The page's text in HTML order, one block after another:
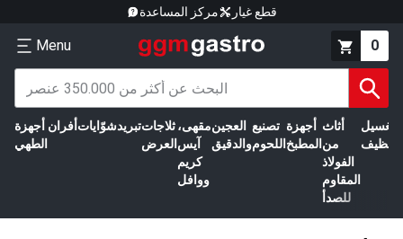
مركز المساعدة قطع غيار
Menu 0
أجهزة
الطهي
أفران شوّاياتتبريدثلاجات
العرض
مقهى،
آيس
كريم
ووافل
العجين
والدقيق
تصنيع
اللحوم
أجهزة
المطبخ
أثاث
من
الفولاذ
المقاوم
للصدأ
الغسيل